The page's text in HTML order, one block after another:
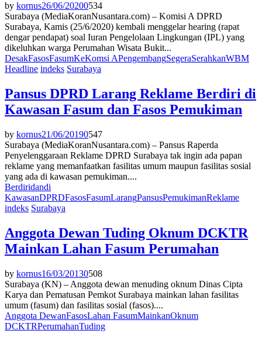
by kornus26/06/20200534
Surabaya (MediaKoranNusantara.com) – Komisi A DPRD
Surabaya, Kamis (25/6/2020) kembali menggelar hearing (rapat
dengar pendapat) soal Iuran Pengelolaan Lingkungan (IPL) yang
dikeluhkan warga Perumahan Wisata Bukit...
DesakFasosFasumKeKomsi APengembangSegeraSerahkanWBM
Headline indeks Surabaya
Pansus DPRD Larang Reklame Berdiri di
Kawasan Fasum dan Fasos Pemukiman
by kornus21/06/20190547
Surabaya (MediaKoranNusantara.com) – Pansus Raperda
Penyelenggaraan Reklame DPRD Surabaya tak ingin ada papan
reklame yang memanfaatkan fasilitas umum maupun fasilitas sosial
yang ada di kawasan pemukiman....
Berdiridandi
KawasanDPRDFasosFasumLarangPansusPemukimanReklame
indeks Surabaya
Anggota Dewan Tuding Oknum DCKTR
Mainkan Lahan Fasum Perumahan
by kornus16/03/20130508
Surabaya (KN) – Anggota dewan menuding oknum Dinas Cipta
Karya dan Pematusan Pemkot Surabaya mainkan lahan fasilitas
umum (fasum) dan fasilitas sosial (fasos)....
Anggota DewanFasosLahan FasumMainkanOknum
DCKTRPerumahanTuding